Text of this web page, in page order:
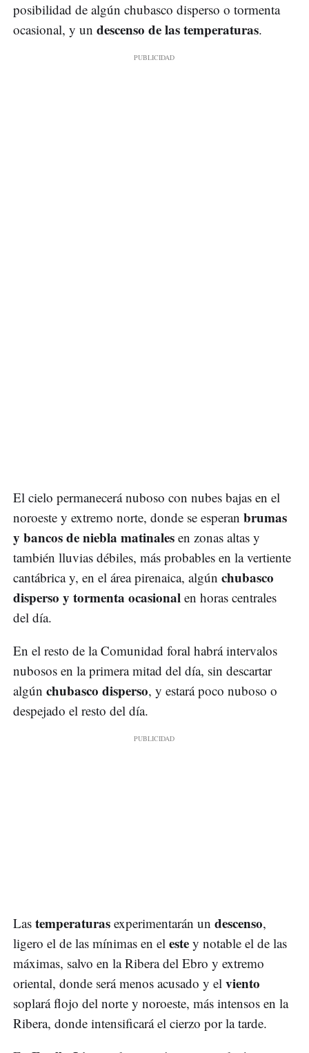
posibilidad de algún chubasco disperso o tormenta
ocasional, y un descenso de las temperaturas.
El cielo permanecerá nuboso con nubes bajas en el
noroeste y extremo norte, donde se esperan brumas
y bancos de niebla matinales en zonas altas y
también lluvias débiles, más probables en la vertiente
cantábrica y, en el área pirenaica, algún chubasco
disperso y tormenta ocasional en horas centrales
del día.
En el resto de la Comunidad foral habrá intervalos
nubosos en la primera mitad del día, sin descartar
algún chubasco disperso, y estará poco nuboso o
despejado el resto del día.
Las temperaturas experimentarán un descenso,
ligero el de las mínimas en el este y notable el de las
máximas, salvo en la Ribera del Ebro y extremo
oriental, donde será menos acusado y el viento
soplará flojo del norte y noroeste, más intensos en la
Ribera, donde intensificará el cierzo por la tarde.